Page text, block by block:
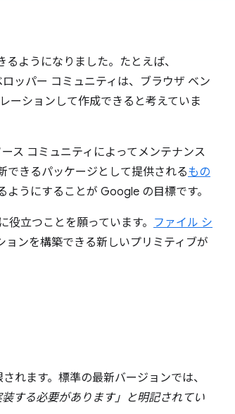
ようになりました。たとえば、
ッパー コミュニティは、ブラウザ ベン
ーションして作成できると考えていま
ス コミュニティによってメンテナンス
できるパッケージとして提供されるもの
うにすることが Google の目標です。
立つことを願っています。 ファイル シ
ンを構築できる新しいプリミティブが
れます。標準の最新バージョンでは、
する必要があります」と明記されてい